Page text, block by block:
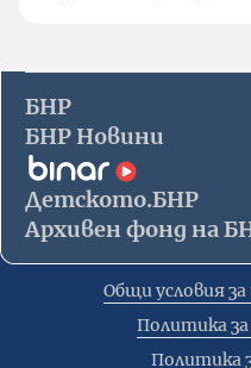
БНР
БНР Новини
Детското.БНР
Архивен фонд на
Общи условия за
Политика
Политика